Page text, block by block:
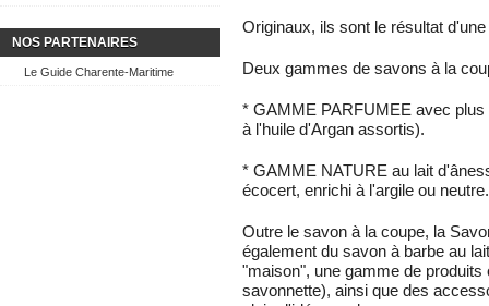
NOS PARTENAIRES
Le Guide Charente-Maritime
Originaux, ils sont le résultat
Deux gammes de savons à la
* GAMME PARFUMEE avec
à l'huile d'Argan assortis).
* GAMME NATURE au lait
écocert, enrichi à l'argile ou neutre.
Outre le savon à la coupe, la
également du savon à barbe au
"maison", une gamme de
savonnette), ainsi que des